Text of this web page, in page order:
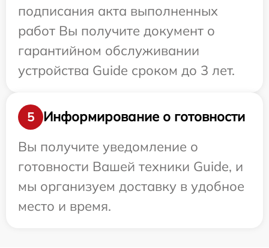
подписания акта выполненных
работ Вы получите документ о
гарантийном обслуживании
устройства Guide сроком до 3 лет.
5
Информирование о готовности
Вы получите уведомление о
готовности Вашей техники Guide, и
мы организуем доставку в удобное
место и время.